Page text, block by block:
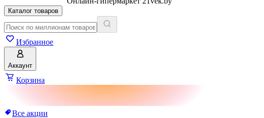
Каталог товаров
Избранное
Аккаунт
Корзина
Все акции